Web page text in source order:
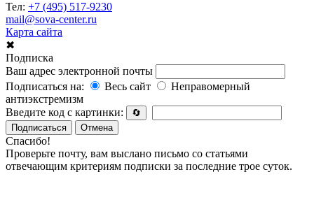
Тел: +7 (495) 517-9230
mail@sova-center.ru
Карта сайта
✖
Подписка
Ваш адрес электронной почты
Подписаться на:
Весь сайт
Неправомерный
антиэкстремизм
Введите код с картинки:
🔄
Подписаться
Отмена
Спасибо!
Проверьте почту, вам выслано письмо со статьями
отвечающим критериям подписки за последние трое суток.